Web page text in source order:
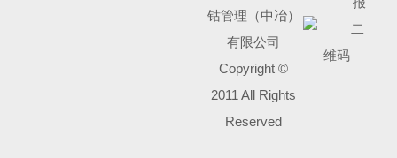
钴管理（中冶）
有限公司
Copyright ©
2011 All Rights
Reserved